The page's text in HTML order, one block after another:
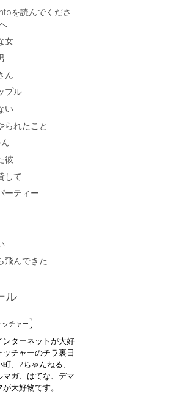
を読んでくださ
女
ん
プル
い
られたこと
彼
して
ーティー
飛んできた
ル
ンターネットが大好
ッチャーのチラ裏日
、2ちゃんねる、
ガ、はてな、デマ
大好物です。